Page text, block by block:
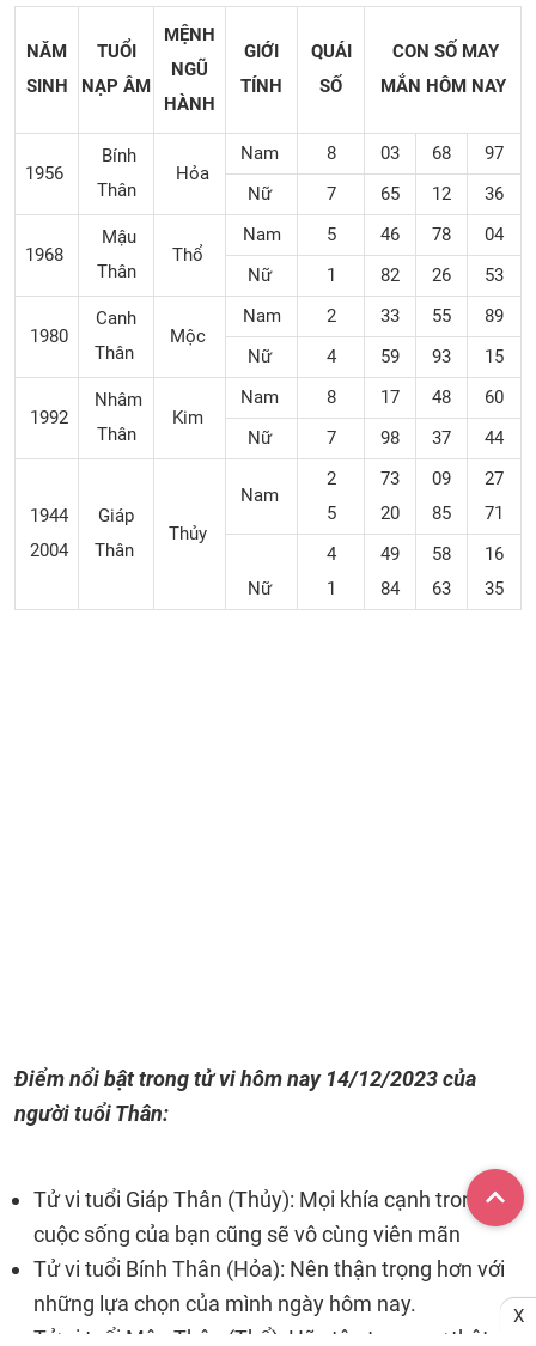
NĂM
SINH
TUỔI
NẠP ÂM
MỆNH
NGŨ
HÀNH
GIỚI
TÍNH
QUÁI
SỐ
CON SỐ MAY
MẮN HÔM NAY
1956
Bính
Thân
Hỏa
Nam 8 03 68
97
Nữ
7 65 12 36
1968
Mậu
Thân
Thổ
Nam 5 46 78
04
Nữ
1 82 26 53
1980
Canh
Thân
Mộc
Nam 2 33 55
89
Nữ
4 59 93 15
1992
Nhâm
Thân
Kim
Nam 8 17 48
60
Nữ
7 98 37 44
1944
2004
Giáp
Thân
Thủy
Nam
2
5
73
20
09
85
27
71
Nữ
4
1
49
84
58
63
16
35
Điểm nổi bật trong tử vi hôm nay 14/12/2023của
người tuổi Thân:
Tử vi tuổi Giáp Thân (Thủy): Mọi khía cạnh trong
cuộc sống của bạn cũng sẽ vô cùng viên mãn
Tử vi tuổi Bính Thân (Hỏa): Nên thận trọng hơn với
những lựa chọn của mình ngày hôm nay.
Tử vi tuổi Mậu Thân (Thổ): Hãy tôn trọng sự thật
X